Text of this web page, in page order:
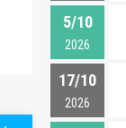
5/10
2026
17/10
2026